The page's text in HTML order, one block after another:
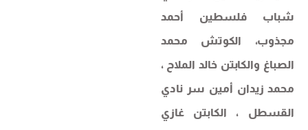
شباب فلسطين أحمد
مجذوب، الكوتش محمد
الصباغ والكابتن خالد الملاح ،
محمد زيدان أمين سر نادي
القسطل ، الكابتن غازي